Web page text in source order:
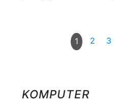
1 2 3
KOMPUTER